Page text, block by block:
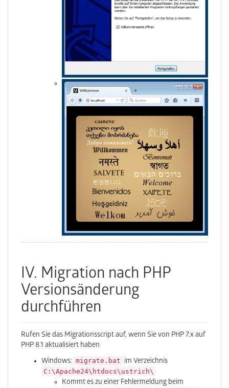
IV. Migration nach PHP
Versionsänderung
durchführen
Rufen Sie das Migrationsscript auf, wenn Sie von PHP 7.x auf
PHP 8.1 aktualisiert haben
Windows: migrate.bat im Verzeichnis
C:\Apache24\htdocs\ustrich\
Kommt es zu einer Fehlermeldung beim